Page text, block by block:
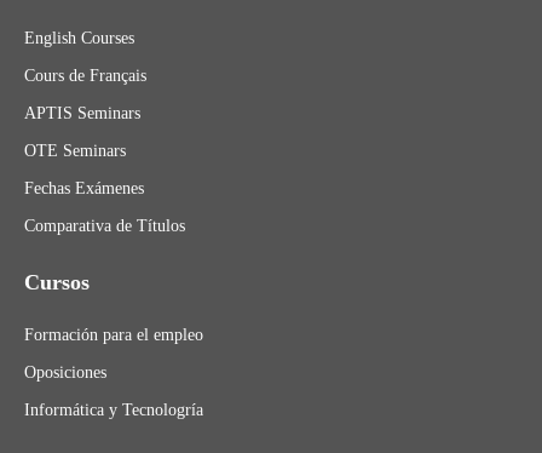
English Courses
Cours de Français
APTIS Seminars
OTE Seminars
Fechas Exámenes
Comparativa de Títulos
Cursos
Formación para el empleo
Oposiciones
Informática y Tecnologría